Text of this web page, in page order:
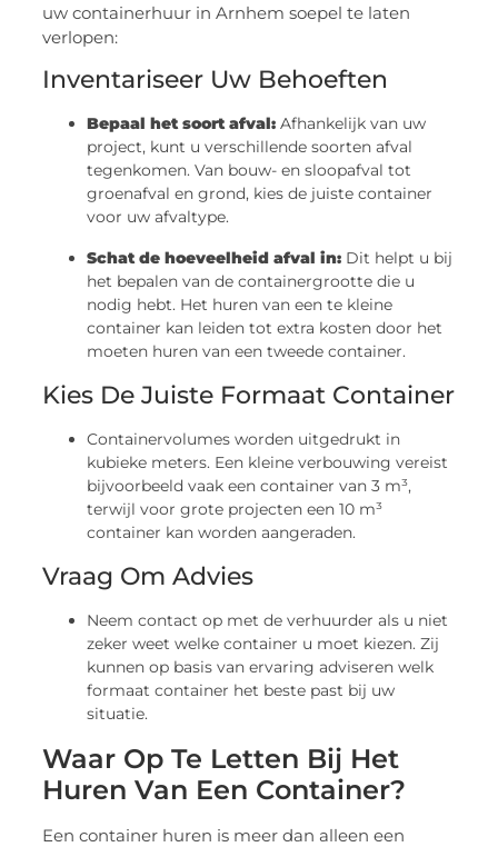
uw containerhuur in Arnhem soepel te laten
verlopen:
Inventariseer Uw Behoeften
Bepaal het soort afval: Afhankelijk van uw
project, kunt u verschillende soorten afval
tegenkomen. Van bouw- en sloopafval tot
groenafval en grond, kies de juiste container
voor uw afvaltype.
Schat de hoeveelheid afval in: Dit helpt u bij
het bepalen van de containergrootte die u
nodig hebt. Het huren van een te kleine
container kan leiden tot extra kosten door het
moeten huren van een tweede container.
Kies De Juiste Formaat Container
Containervolumes worden uitgedrukt in
kubieke meters. Een kleine verbouwing vereist
bijvoorbeeld vaak een container van 3 m³,
terwijl voor grote projecten een 10 m³
container kan worden aangeraden.
Vraag Om Advies
Neem contact op met de verhuurder als u niet
zeker weet welke container u moet kiezen. Zij
kunnen op basis van ervaring adviseren welk
formaat container het beste past bij uw
situatie.
Waar Op Te Letten Bij Het
Huren Van Een Container?
Een container huren is meer dan alleen een